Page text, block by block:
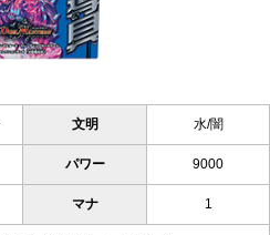
文明 水/闇
パワー 9000
マナ 1